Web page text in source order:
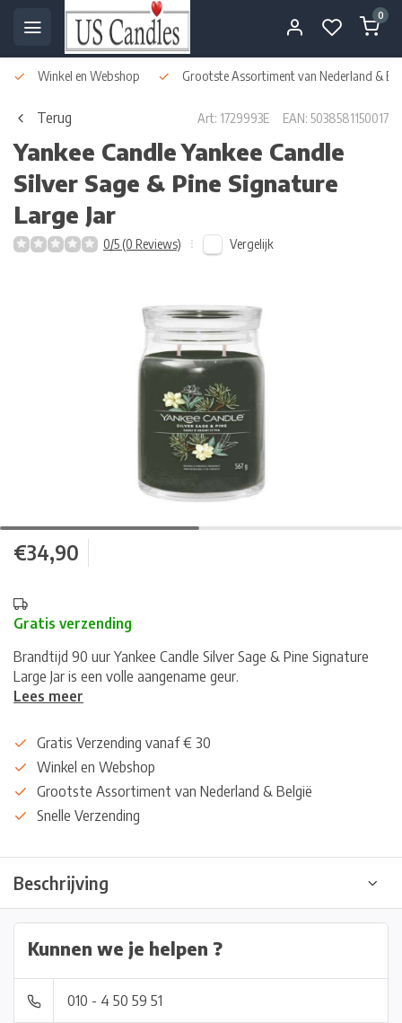
0
Winkel en Webshop Grootste Assortiment van Nederland &
Terug Art: 1729993E EAN: 5038581150017
Yankee CandleYankee Candle
Silver Sage & Pine Signature
Large Jar
0/5 (0 Reviews) Vergelijk
€34,90
Gratis verzending
Brandtijd 90 uur Yankee Candle Silver Sage & Pine Signature
Large Jar is een volle aangename geur.
Lees meer
Gratis Verzending vanaf € 30
Winkel en Webshop
Grootste Assortiment van Nederland & België
Snelle Verzending
Beschrijving
Kunnen we je helpen ?
010 - 4 50 59 51